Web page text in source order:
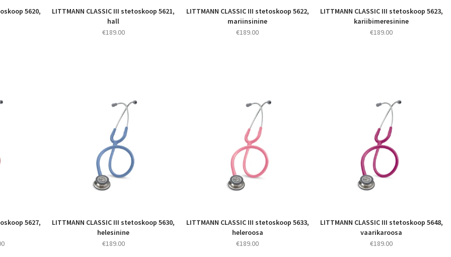
5620,
LITTMANN CLASSIC III stetoskoop 5621,
hall
€189.00
LITTMANN CLASSIC III stetoskoop 5622,
mariinsinine
€189.00
LITTMANN CLASSIC III stetoskoop 5623,
kariibimeresinine
€189.00
5627,
Praegune
LITTMANN CLASSIC III stetoskoop 5630,
helesinine
€189.00
LITTMANN CLASSIC III stetoskoop 5633,
heleroosa
€189.00
LITTMANN CLASSIC III stetoskoop 5648,
vaarikaroosa
€189.00